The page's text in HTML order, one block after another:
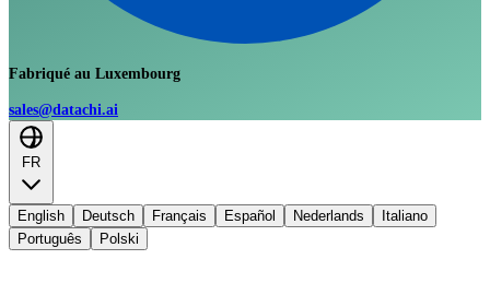
Fabriqué au Luxembourg
sales@datachi.ai
FR
English Deutsch Français Español Nederlands
Italiano
Português
Polski